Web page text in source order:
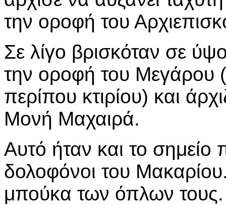
την οροφή του
Σε λίγο βρισκόταν σε
την οροφή του Μεγάρου
περίπου κτιρίου) και
Μονή Μαχαιρά.
Αυτό ήταν και το σημείο
δολοφόνοι του
μπούκα των όπλων τους.